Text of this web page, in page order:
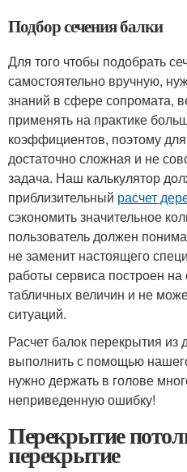
Подбор сечения балки
Для того чтобы подобрать
самостоятельно вручную,
знаний в сфере сопромата,
применять на практике
коэффициентов, поэтому
достаточно сложная и не
задача. Наш калькулятор
приблизительный расчет
сэкономить значительное
пользователь должен
не заменит настоящего
работы сервиса построен
табличных величин и не
ситуаций.
Расчет балок перекрытия
выполнить с помощью
нужно держать в голове
неприведенную ошибку!
Перекрытие
перекрытие